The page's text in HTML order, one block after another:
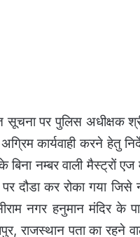
सूचना पर पुलिस अधीक्षक
कार्यवाही करने हेतु
बिना नम्बर वाली मैस्ट्रों
पर दौडा कर रोका गया
नगर हनुमान मंदिर के
राजस्थान पता का रहने